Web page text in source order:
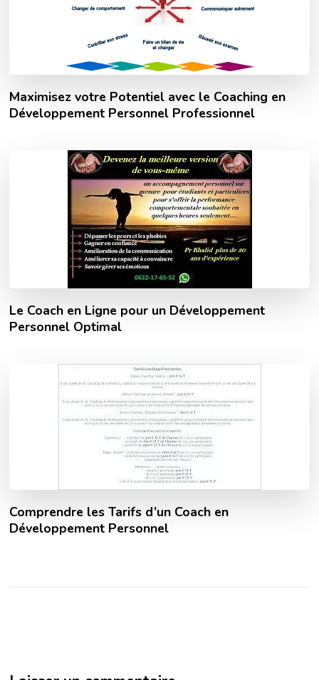
Maximisez votre Potentiel avec le Coaching en
Développement Personnel Professionnel
Le Coach en Ligne pour un Développement
Personnel Optimal
Comprendre les Tarifs d’un Coach en
Développement Personnel